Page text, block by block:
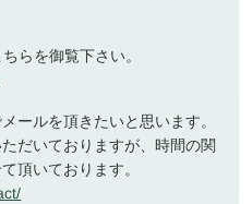
らを御覧下さい。
ールを頂きたいと思います。
だいておりますが、時間の関
頂いております。